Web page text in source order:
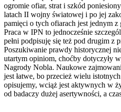
ogromie ofiar, strat i szkód
latach II wojny światowej i po jej
pamięci o tych ofiarach jest jednym z
Praca w IPN to jednocześnie
pełni podpisuję się też pod drugim z
Poszukiwanie prawdy historycznej
utartym opiniom, choćby dotyczyły
Nagrody Nobla. Naukowe
jest łatwe, bo przecież wielu
opisujemy, wciąż jest aktywnych w
od badaczy dużej asertywności, a